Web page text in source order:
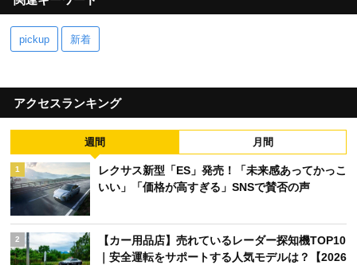
pickup 新着
アクセスランキング
週間 月間
1
レクサス新型「ES」発売！「未来感あってかっこ
いい」「価格が高すぎる」SNSで賛否の声
2
【カー用品店】売れているレーダー探知機TOP10
｜安全運転をサポートする人気モデルは？【2026